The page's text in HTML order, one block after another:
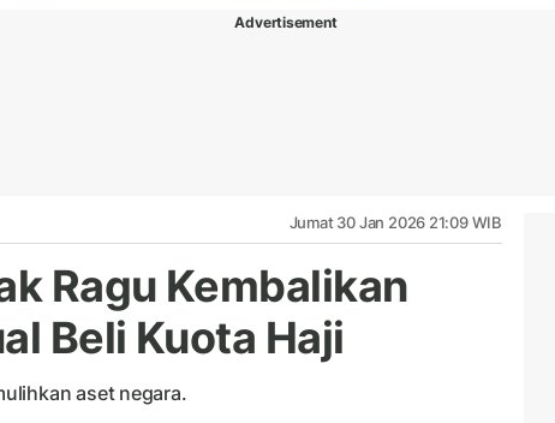
Advertisement
Jumat 30 Jan 2026 21:09 WIB
Ragu Kembalikan
Beli Kuota Haji
aset negara.